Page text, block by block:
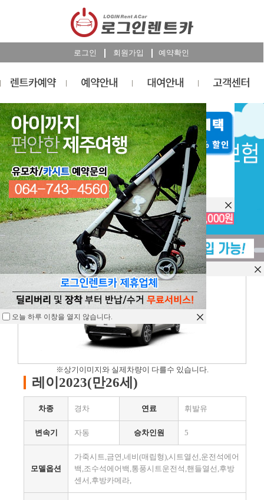
로그인 회원가입 예약확인
렌트카예약
RESERVATION
렌트카 예약하기
※상기이미지와 실제차량이 다를수 있습니다.
레이2023(만26세)
차종 경차 연료 휘발유
변속기 자동 승차인원 5
모델옵션
가죽시트,금연,네비(매립형),시트열선,운전석에어
백,조수석에어백,통풍시트운전석,핸들열선,후방
센서,후방카메라,
오늘 하루 이창을 열지 않습니다.
오늘 하루 이창을 열지 않습니다.
오늘 하루 이창을 열지 않습니다.
오늘 하루 이창을 열지 않습니다.